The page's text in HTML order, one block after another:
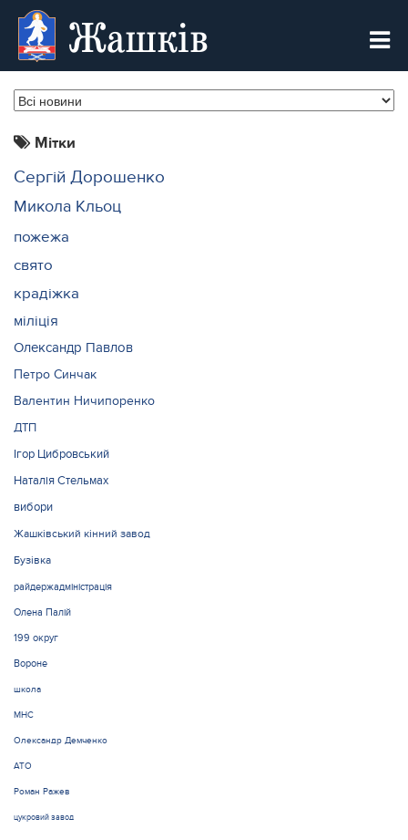
Жашків
Мітки
Сергій Дорошенко
Микола Кльоц
пожежа
свято
крадіжка
міліція
Олександр Павлов
Петро Синчак
Валентин Ничипоренко
ДТП
Ігор Цибровський
Наталія Стельмах
вибори
Жашківський кінний завод
Бузівка
райдержадміністрація
Олена Палій
199 округ
Вороне
школа
МНС
Олександр Демченко
АТО
Роман Ражев
цукровий завод